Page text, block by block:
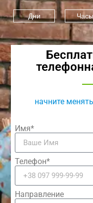
Дни
начните
Имя*
Телефон*
Направление